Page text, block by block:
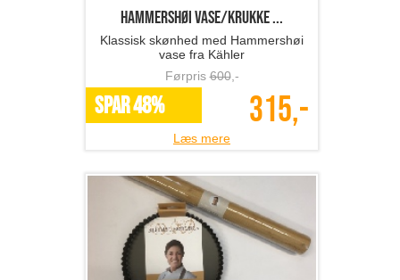
Hammershøi vase/krukke ...
Klassisk skønhed med Hammershøi
vase fra Kähler
Førpris600,-
SPAR 48% 315,-
Læs mere